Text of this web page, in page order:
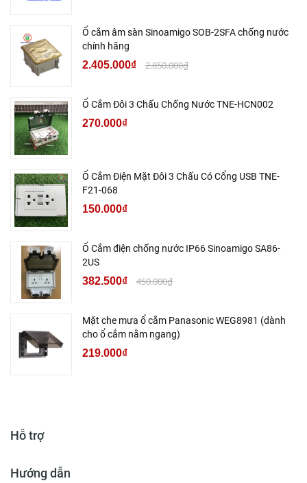
Ổ cắm âm sàn Sinoamigo SOB-2SFA chống nước
chính hãng
2.405.000₫ 2.850.000₫
Ổ Cắm Đôi 3 Chấu Chống Nước TNE-HCN002
270.000₫
Ổ Cắm Điện Mặt Đôi 3 Chấu Có Cổng USB TNE-
F21-068
150.000₫
Ổ Cắm điện chống nước IP66 Sinoamigo SA86-
2US
382.500₫ 450.000₫
Mặt che mưa ổ cắm Panasonic WEG8981 (dành
cho ổ cắm nằm ngang)
219.000₫
Hỗ trợ
Hướng dẫn